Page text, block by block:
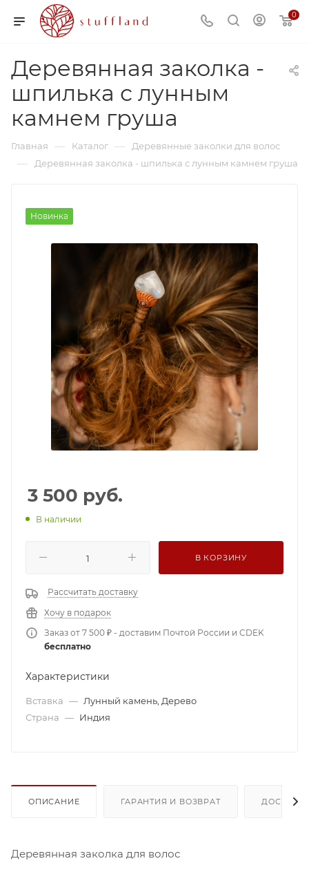
0
Деревянная заколка -
шпилька с лунным
камнем груша
Главная — Каталог — Деревянные заколки для волос
— Деревянная заколка - шпилька с лунным камнем груша
Новинка
3 500 руб.
В наличии
В КОРЗИНУ
Рассчитать доставку
Хочу в подарок
Заказ от 7 500 ₽ - доставим Почтой России и CDEK
бесплатно
Характеристики
Вставка — Лунный камень, Дерево
Страна — Индия
ОПИСАНИЕ ГАРАНТИЯ И ВОЗВРАТ
Деревянная заколка для волос